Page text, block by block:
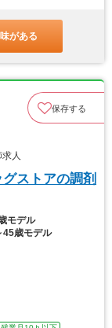
がある
保存する
人
ストアの調剤
モデル
45歳モデル